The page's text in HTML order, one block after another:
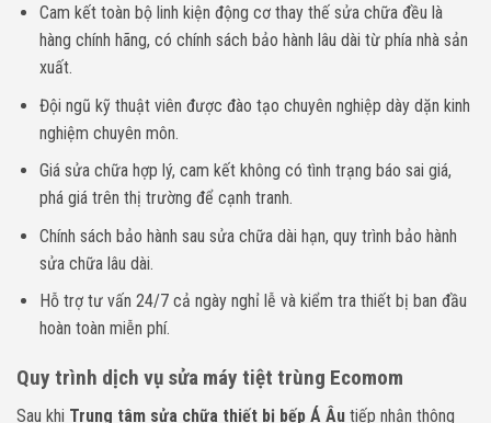
Cam kết toàn bộ linh kiện động cơ thay thế sửa chữa đều là
hàng chính hãng, có chính sách bảo hành lâu dài từ phía nhà sản
xuất.
Đội ngũ kỹ thuật viên được đào tạo chuyên nghiệp dày dặn kinh
nghiệm chuyên môn.
Giá sửa chữa hợp lý, cam kết không có tình trạng báo sai giá,
phá giá trên thị trường để cạnh tranh.
Chính sách bảo hành sau sửa chữa dài hạn, quy trình bảo hành
sửa chữa lâu dài.
Hỗ trợ tư vấn 24/7 cả ngày nghỉ lễ và kiểm tra thiết bị ban đầu
hoàn toàn miễn phí.
Quy trình dịch vụ sửa máy tiệt trùng Ecomom
Sau khi Trung tâm sửa chữa thiết bị bếp Á Âu tiếp nhận thông